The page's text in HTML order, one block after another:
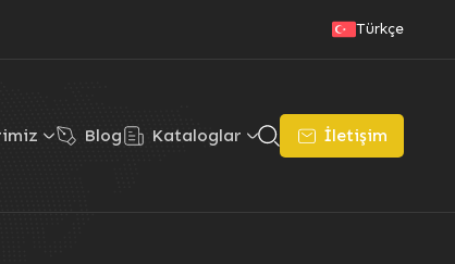
Türkçe
Blog Kataloglar İletişim